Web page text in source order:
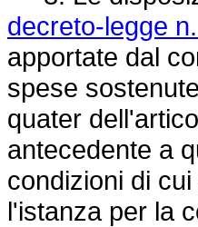
decreto-legge
apportate dal
spese
quater
antecedente a
condizioni di
l'istanza per la